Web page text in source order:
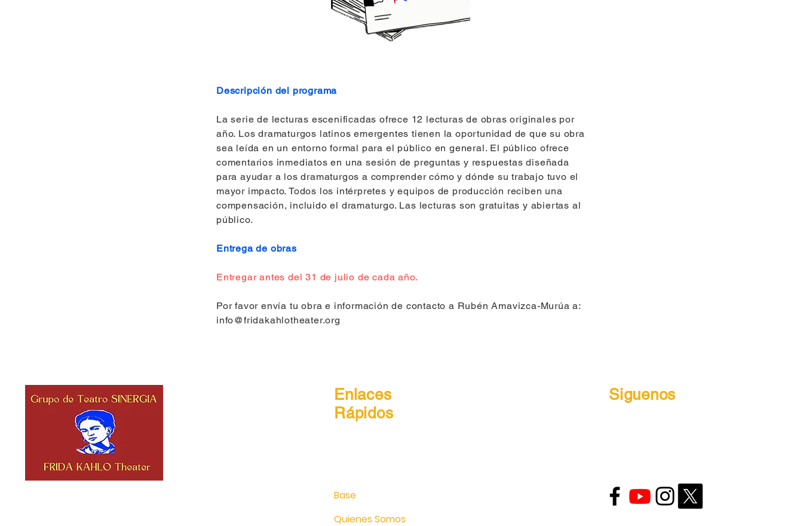
Descripción del programa
La serie de lecturas escenificadas ofrece 12 lecturas de obras originales por
año. Los dramaturgos latinos emergentes tienen la oportunidad de que su obra
sea leída en un entorno formal para el público en general. El público ofrece
comentarios inmediatos en una sesión de preguntas y respuestas diseñada
para ayudar a los dramaturgos a comprender cómo y dónde su trabajo tuvo el
mayor impacto. Todos los intérpretes y equipos de producción reciben una
compensación, incluido el dramaturgo. Las lecturas son gratuitas y abiertas al
público.
Entrega de obras
Entregar antes del 31 de julio de cada año.
Por favor envía tu obra e información de contacto a Rubén Amavizca-Murúa a:
info@fridakahlotheater.org
Enlaces
Rápidos
Base
Quienes Somos
Siguenos